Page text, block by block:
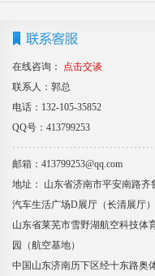
在线咨询：
点击交谈
联系人：郭总
电话：132-105-35852
QQ号：413799253
邮箱：413799253@qq.com
地址： 山东省济南市平安南路齐
汽车生活广场D展厅（长清展厅）
山东省莱芜市雪野湖航空科技体
园（航空基地）
中国山东济南历下区经十东路奥